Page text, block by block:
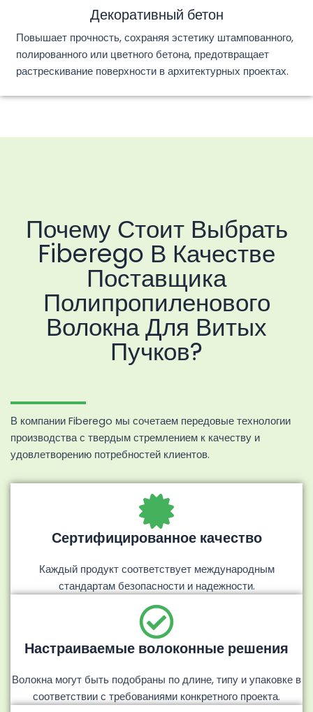
Декоративный бетон
Повышает прочность, сохраняя эстетику штампованного,
полированного или цветного бетона, предотвращает
растрескивание поверхности в архитектурных проектах.
Почему Стоит Выбрать
Fiberego В Качестве
Поставщика
Полипропиленового
Волокна Для Витых
Пучков?
В компании Fiberego мы сочетаем передовые технологии
производства с твердым стремлением к качеству и
удовлетворению потребностей клиентов.
Сертифицированное качество
Каждый продукт соответствует международным
стандартам безопасности и надежности.
Настраиваемые волоконные решения
Волокна могут быть подобраны по длине, типу и упаковке в
соответствии с требованиями конкретного проекта.